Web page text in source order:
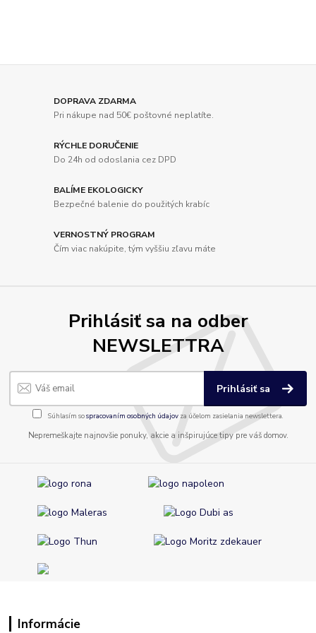
DOPRAVA ZDARMA
Pri nákupe nad 50€ poštovné neplatíte.
RÝCHLE DORUČENIE
Do 24h od odoslania cez DPD
BALÍME EKOLOGICKY
Bezpečné balenie do použitých krabíc
VERNOSTNÝ PROGRAM
Čím viac nakúpite, tým vyššiu zľavu máte
Prihlásiť sa na odber
NEWSLETTRA
Prihlásiť sa
Súhlasím sospracovaním osobných údajov za účelom zasielania newslettera.
Nepremeškajte najnovšie ponuky, akcie a inšpirujúce tipy pre váš domov.
Informácie